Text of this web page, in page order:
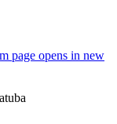
page opens in new